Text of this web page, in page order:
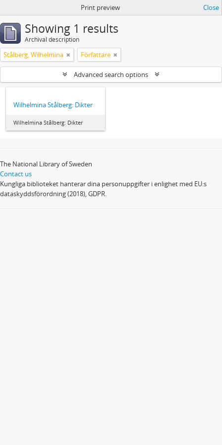
Print preview Close
Showing 1 results
Archival description
Stålberg, Wilhelmina Författare
Advanced search options
Wilhelmina Stålberg: Dikter
Wilhelmina Stålberg: Dikter
The National Library of Sweden
Contact us
Kungliga biblioteket hanterar dina personuppgifter i enlighet med EU:s
dataskyddsförordning (2018), GDPR.